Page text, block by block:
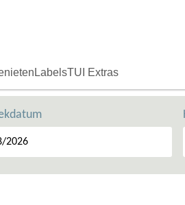
LabelsTUI Extras